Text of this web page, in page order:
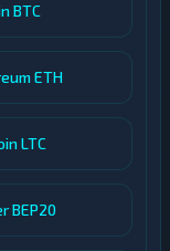
BTC
ETH
LTC
BEP20